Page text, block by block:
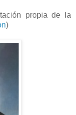
propia de la
)